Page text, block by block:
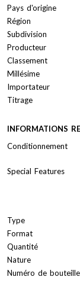
Pays d'origine
Région
Subdivision
Producteur
Classement
Millésime
Importateur
Titrage
INFORMATIONS
Conditionnement
Special Features
Type
Format
Quantité
Nature
Numéro de bouteille